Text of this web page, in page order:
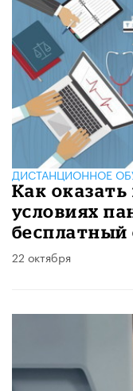
ДИСТАНЦИОННОЕ
Как
условиях
бесплатный
22 октября